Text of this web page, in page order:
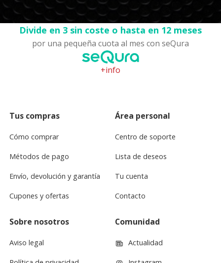
Divide en 3 sin coste o hasta en 12 meses
por una pequeña cuota al mes con seQura
+info
Tus compras
Cómo comprar
Métodos de pago
Envío, devolución y garantía
Cupones y ofertas
Área personal
Centro de soporte
Lista de deseos
Tu cuenta
Contacto
Sobre nosotros
Aviso legal
Comunidad
Actualidad